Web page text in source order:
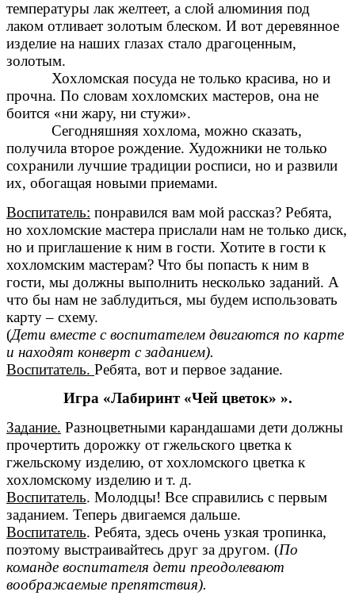
температуры лак желтеет, а слой алюминия под
лаком отливает золотым блеском. И вот деревянное
изделие на наших глазах стало драгоценным,
золотым.
Хохломская посуда не только красива, но и
прочна. По словам хохломских мастеров, она не
боится «ни жару, ни стужи».
Сегодняшняя хохлома, можно сказать,
получила второе рождение. Художники не только
сохранили лучшие традиции росписи, но и развили
их, обогащая новыми приемами.
Воспитатель: понравился вам мой рассказ? Ребята,
но хохломские мастера прислали нам не только диск,
но и приглашение к ним в гости. Хотите в гости к
хохломским мастерам? Что бы попасть к ним в
гости, мы должны выполнить несколько заданий. А
что бы нам не заблудиться, мы будем использовать
карту – схему.
(Дети вместе с воспитателем двигаются по карте
и находят конверт с заданием).
Воспитатель. Ребята, вот и первое задание.
Игра «Лабиринт «Чей цветок» ».
Задание. Разноцветными карандашами дети должны
прочертить дорожку от гжельского цветка к
гжельскому изделию, от хохломского цветка к
хохломскому изделию и т. д.
Воспитатель. Молодцы! Все справились с первым
заданием. Теперь двигаемся дальше.
Воспитатель. Ребята, здесь очень узкая тропинка,
поэтому выстраивайтесь друг за другом. (По
команде воспитателя дети преодолевают
воображаемые препятствия).